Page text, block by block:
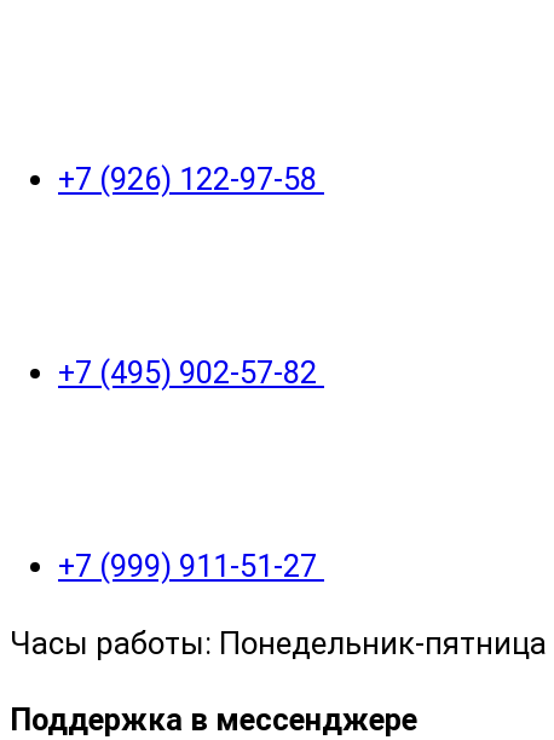
+7 (926) 122-97-58
+7 (495) 902-57-82
+7 (999) 911-51-27
Часы работы: Понедельник-пятница
Поддержка в мессенджере